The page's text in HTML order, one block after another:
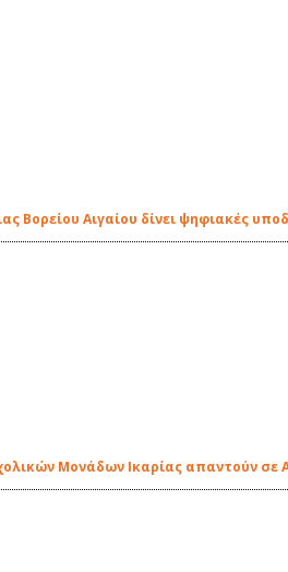
Βορείου Αιγαίου δίνει ψηφιακές
Μονάδων Ικαρίας απαντούν